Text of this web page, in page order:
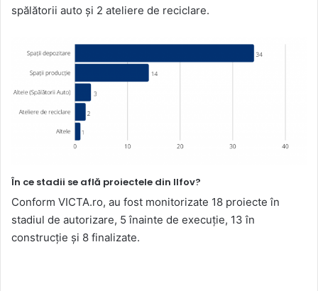
spălătorii auto și 2 ateliere de reciclare.
În ce stadii se află proiectele din Ilfov?
Conform VICTA.ro, au fost monitorizate 18 proiecte în
stadiul de autorizare, 5 înainte de execuție, 13 în
construcție și 8 finalizate.